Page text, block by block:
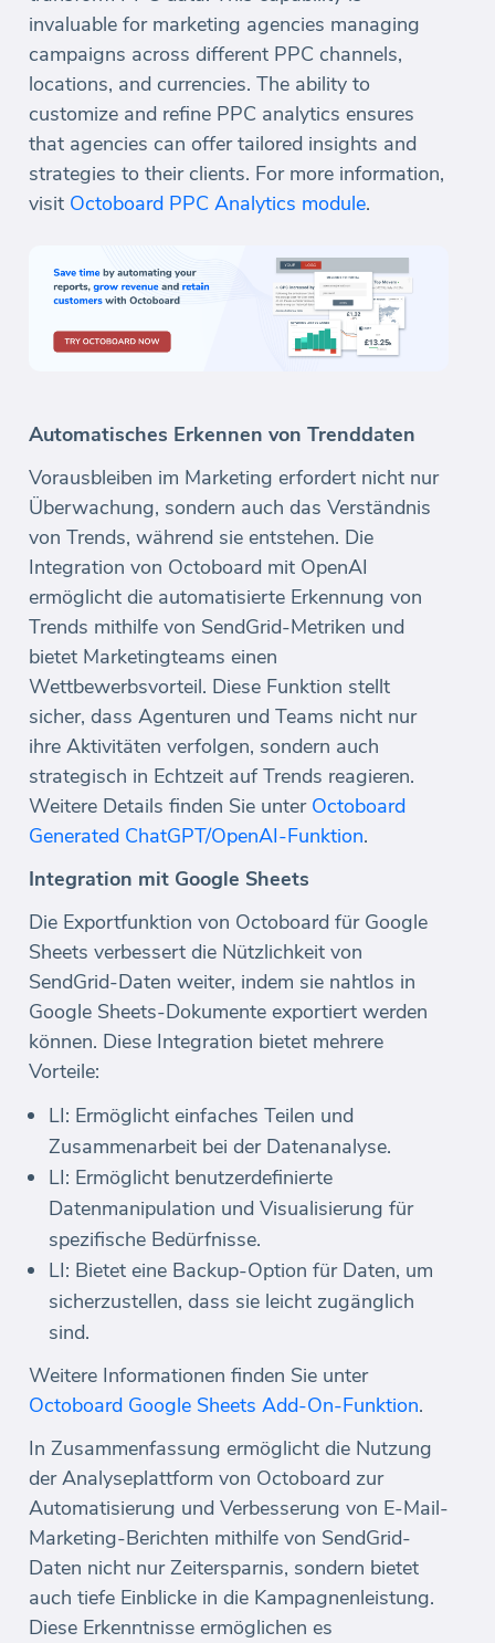
invaluable for marketing agencies managing
campaigns across different PPC channels,
locations, and currencies. The ability to
customize and refine PPC analytics ensures
that agencies can offer tailored insights and
strategies to their clients. For more information,
visit Octoboard PPC Analytics module.
Automatisches Erkennen von Trenddaten
Vorausbleiben im Marketing erfordert nicht nur
Überwachung, sondern auch das Verständnis
von Trends, während sie entstehen. Die
Integration von Octoboard mit OpenAI
ermöglicht die automatisierte Erkennung von
Trends mithilfe von SendGrid-Metriken und
bietet Marketingteams einen
Wettbewerbsvorteil. Diese Funktion stellt
sicher, dass Agenturen und Teams nicht nur
ihre Aktivitäten verfolgen, sondern auch
strategisch in Echtzeit auf Trends reagieren.
Weitere Details finden Sie unter Octoboard
Generated ChatGPT/OpenAI-Funktion.
Integration mit Google Sheets
Die Exportfunktion von Octoboard für Google
Sheets verbessert die Nützlichkeit von
SendGrid-Daten weiter, indem sie nahtlos in
Google Sheets-Dokumente exportiert werden
können. Diese Integration bietet mehrere
Vorteile:
LI: Ermöglicht einfaches Teilen und
Zusammenarbeit bei der Datenanalyse.
LI: Ermöglicht benutzerdefinierte
Datenmanipulation und Visualisierung für
spezifische Bedürfnisse.
LI: Bietet eine Backup-Option für Daten, um
sicherzustellen, dass sie leicht zugänglich
sind.
Weitere Informationen finden Sie unter
Octoboard Google Sheets Add-On-Funktion.
In Zusammenfassung ermöglicht die Nutzung
der Analyseplattform von Octoboard zur
Automatisierung und Verbesserung von E-Mail-
Marketing-Berichten mithilfe von SendGrid-
Daten nicht nur Zeitersparnis, sondern bietet
auch tiefe Einblicke in die Kampagnenleistung.
Diese Erkenntnisse ermöglichen es